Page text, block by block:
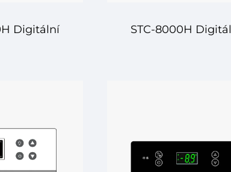
Digitální
účinnost
STC-8000H
aplikace ohřevu